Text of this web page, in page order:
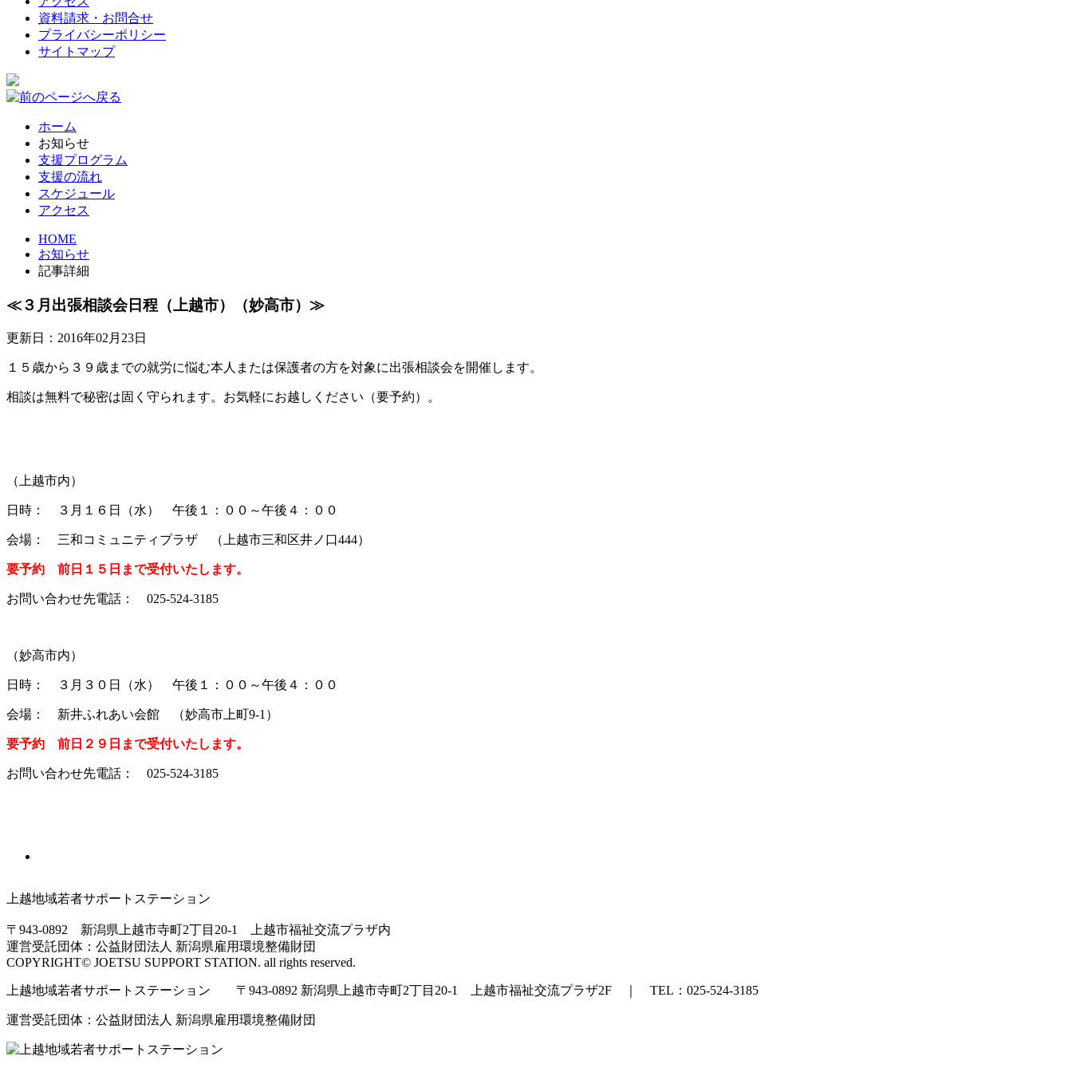
資料請求・お問合せ
プライバシーポリシー
サイトマップ
ホーム
お知らせ
支援プログラム
支援の流れ
スケジュール
アクセス
HOME
お知らせ
記事詳細
≪３月出張相談会日程（上越市）（妙高市）≫
更新日：2016年02月23日
１５歳から３９歳までの就労に悩む本人または保護者の方を対象に出張相談会を開催します。
相談は無料で秘密は固く守られます。お気軽にお越しください（要予約）。
（上越市内）
日時： ３月１６日（水） 午後１：００～午後４：００
会場： 三和コミュニティプラザ （上越市三和区井ノ口444）
要予約 前日１５日まで受付いたします。
お問い合わせ先電話： 025-524-3185
（妙高市内）
日時： ３月３０日（水） 午後１：００～午後４：００
会場： 新井ふれあい会館 （妙高市上町9-1）
要予約 前日２９日まで受付いたします。
お問い合わせ先電話： 025-524-3185
上越地域若者サポートステーション
〒943-0892 新潟県上越市寺町2丁目20-1 上越市福祉交流プラザ内
運営受託団体：公益財団法人 新潟県雇用環境整備財団
COPYRIGHT© JOETSU SUPPORT STATION. all rights reserved.
上越地域若者サポートステーション 〒943-0892 新潟県上越市寺町2丁目20-1 上越市福祉交流プラザ2F ｜ TEL：025-524-3185
運営受託団体：公益財団法人 新潟県雇用環境整備財団